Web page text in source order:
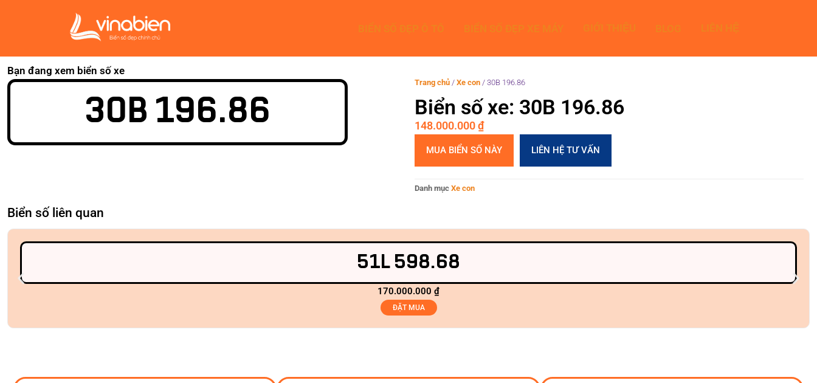
Bạn đang xem biển số xe
30B 196.86
Trang chủ / Xe con / 30B 196.86
Biển số xe: 30B 196.86
148.000.000₫
MUA BIỂN SỐ NÀY LIÊN HỆ TƯ VẤN
Danh mục Xe con
Biển số liên quan
51L 598.68
170.000.000 ₫
ĐẶT MUA